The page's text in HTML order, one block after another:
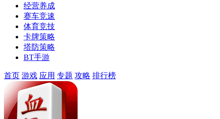
经营养成
赛车竞速
体育竞技
卡牌策略
塔防策略
BT手游
首页 游戏 应用 专题 攻略 排行榜